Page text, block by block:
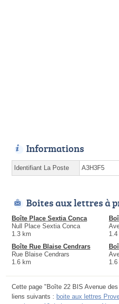
Informations
Identifiant La Poste A3H3F5
Boites aux lettres à
Boîte Place Sextia Conca
Null Place Sextia Conca
1.3 km
Boîte Rue Blaise Cendrars
Rue Blaise Cendrars
1.6 km
Cette page "Boîte 22 BIS Avenue
liens suivants : boite aux lettres